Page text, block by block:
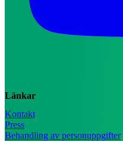
Länkar
Kontakt
Press
Behandling av personuppgifter